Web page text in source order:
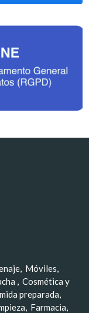
Móviles
Cosmética y
preparada
Farmacia